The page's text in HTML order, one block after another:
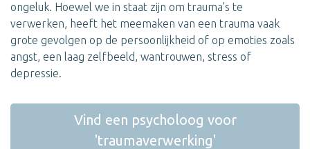
ongeluk. Hoewel we in staat zijn om trauma’s te
verwerken, heeft het meemaken van een trauma vaak
grote gevolgen op de persoonlijkheid of op emoties zoals
angst, een laag zelfbeeld, wantrouwen, stress of
depressie.
Vind een psycholoog voor
'traumaverwerking'